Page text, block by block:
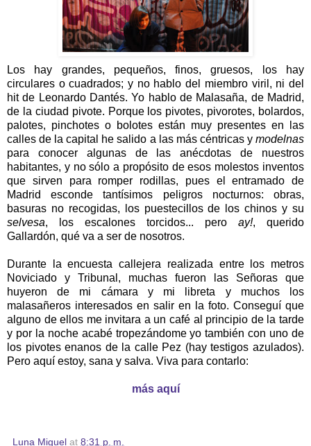
Los hay grandes, pequeños, finos, gruesos, los hay
circulares o cuadrados; y no hablo del miembro viril, ni del
hit de Leonardo Dantés. Yo hablo de Malasaña, de Madrid,
de la ciudad pivote. Porque los pivotes, pivorotes, bolardos,
palotes, pinchotes o bolotes están muy presentes en las
calles de la capital he salido a las más céntricas y modelnas
para conocer algunas de las anécdotas de nuestros
habitantes, y no sólo a propósito de esos molestos inventos
que sirven para romper rodillas, pues el entramado de
Madrid esconde tantísimos peligros nocturnos: obras,
basuras no recogidas, los puestecillos de los chinos y su
selvesa, los escalones torcidos... pero ay!, querido
Gallardón, qué va a ser de nosotros.
Durante la encuesta callejera realizada entre los metros
Noviciado y Tribunal, muchas fueron las Señoras que
huyeron de mi cámara y mi libreta y muchos los
malasañeros interesados en salir en la foto. Conseguí que
alguno de ellos me invitara a un café al principio de la tarde
y por la noche acabé tropezándome yo también con uno de
los pivotes enanos de la calle Pez (hay testigos azulados).
Pero aquí estoy, sana y salva. Viva para contarlo:
más aquí
Luna Miguel at 8:31 p. m.